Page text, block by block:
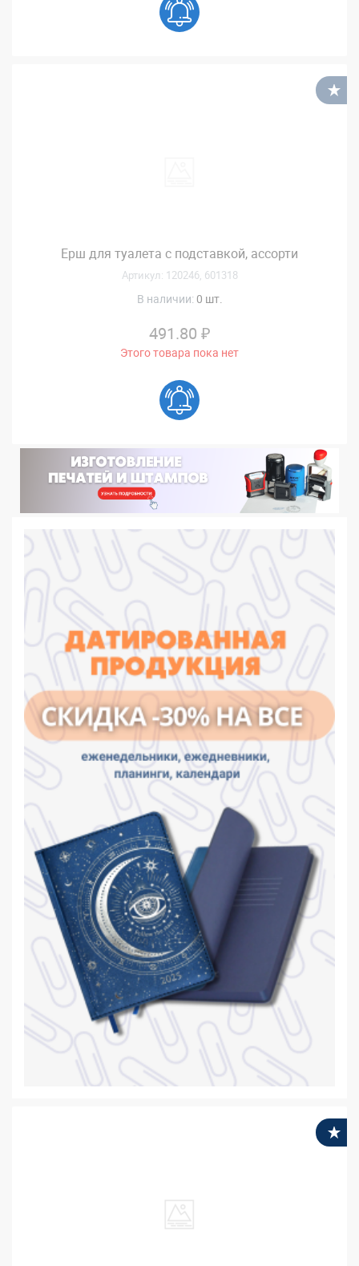
Ерш для туалета с подставкой, ассорти
Артикул: 120246, 601318
В наличии: 0 шт.
491.80 ₽
Этого товара пока нет